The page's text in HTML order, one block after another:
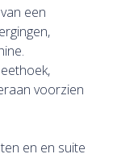
een
voorzien
en en suite